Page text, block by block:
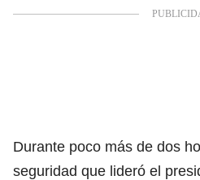
Durante poco más de dos
seguridad que lideró el